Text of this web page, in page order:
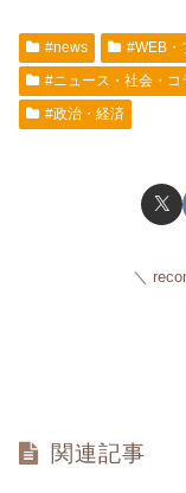
#news #WEB・
#ニュース・社会・コ
#政治・経済
関連記事